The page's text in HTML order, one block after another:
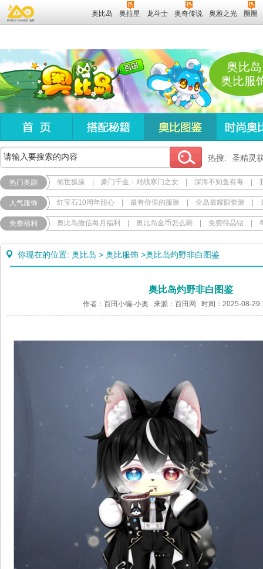
奥比岛 奥拉星 龙斗士 奥奇传说 奥雅之光 圈圈
奥比岛
奥比服
热搜: 圣精灵
热门奥剧 倾世狐缘 豪门千金：对战寒门之女 深海不知鱼有毒
人气服饰 红宝石10周年甜心 最有价值的服装 全岛最耀眼套装
免费福利 奥比岛微信每月福利 奥比岛金币怎么刷 免费得晶钻
你现在的位置: 奥比岛 > 奥比服饰 >奥比岛灼野非白图鉴
奥比岛灼野非白图鉴
作者：百田小编-小奥 来源：百田网 时间：2025-08-